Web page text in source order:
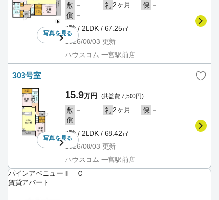
写真を見る
敷 － 礼 2ヶ月 保 －
償 －
3階 / 2LDK / 67.25㎡
2026/08/03 更新
ハウスコム 一宮駅前店
303号室
写真を見る
15.9万円 (共益費 7,500円)
敷 － 礼 2ヶ月 保 －
償 －
3階 / 2LDK / 68.42㎡
2026/08/03 更新
ハウスコム 一宮駅前店
パインアベニューⅢ Ｃ
賃貸アパート